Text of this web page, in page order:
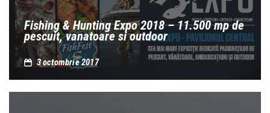
Fishing & Hunting Expo 2018 – 11.500 mp de
pescuit, vanatoare si outdoor
3 octombrie 2017